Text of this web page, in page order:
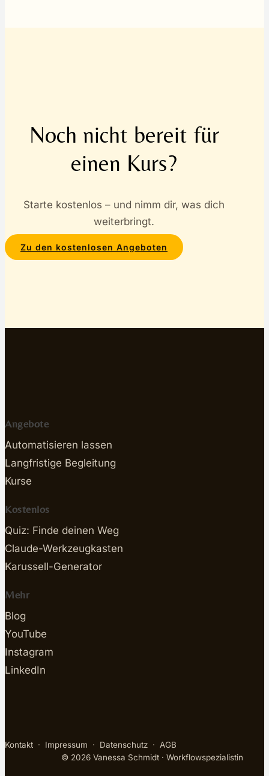
Noch nicht bereit für
einen Kurs?
Starte kostenlos – und nimm dir, was dich
weiterbringt.
Zu den kostenlosen Angeboten
Angebote
Automatisieren lassen
Langfristige Begleitung
Kurse
Kostenlos
Quiz: Finde deinen Weg
Claude-Werkzeugkasten
Karussell-Generator
Mehr
Blog
YouTube
Instagram
LinkedIn
Kontakt · Impressum · Datenschutz · AGB
© 2026 Vanessa Schmidt · Workflowspezialistin